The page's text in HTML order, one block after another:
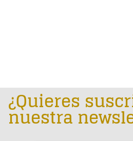
¿Quieres
nuestra